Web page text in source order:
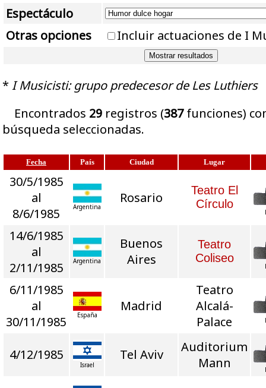
Espectáculo
Otras opciones
Incluir actuaciones de I
* I Musicisti: grupo predecesor de Les Luthiers
Encontrados 29 registros (387funciones)
búsqueda seleccionadas.
Fecha País Ciudad Lugar
30/5/1985
al
8/6/1985
Argentina
Rosario
Teatro El
Círculo
14/6/1985
al
2/11/1985
Argentina
Buenos
Aires
Teatro
Coliseo
6/11/1985
al
30/11/1985
España
Madrid
Teatro
Alcalá-
Palace
4/12/1985
Israel
Tel Aviv
Auditorium
Mann